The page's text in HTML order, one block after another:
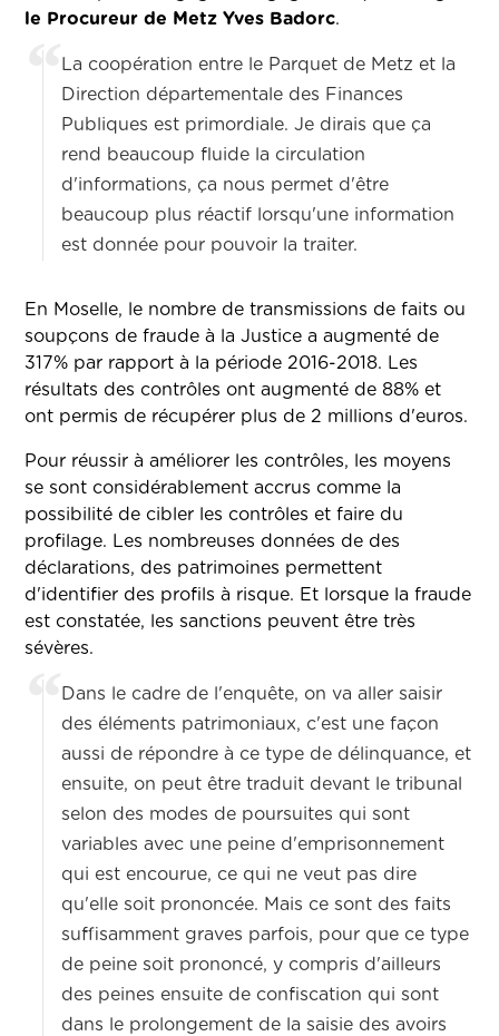
le Procureur de Metz Yves Badorc.
La coopération entre le Parquet de Metz et la
Direction départementale des Finances
Publiques est primordiale. Je dirais que ça
rend beaucoup fluide la circulation
d'informations, ça nous permet d'être
beaucoup plus réactif lorsqu'une information
est donnée pour pouvoir la traiter.
En Moselle, le nombre de transmissions de faits ou
soupçons de fraude à la Justice a augmenté de
317% par rapport à la période 2016-2018. Les
résultats des contrôles ont augmenté de 88% et
ont permis de récupérer plus de 2 millions d'euros.
Pour réussir à améliorer les contrôles, les moyens
se sont considérablement accrus comme la
possibilité de cibler les contrôles et faire du
profilage. Les nombreuses données de des
déclarations, des patrimoines permettent
d'identifier des profils à risque. Et lorsque la fraude
est constatée, les sanctions peuvent être très
sévères.
Dans le cadre de l'enquête, on va aller saisir
des éléments patrimoniaux, c'est une façon
aussi de répondre à ce type de délinquance, et
ensuite, on peut être traduit devant le tribunal
selon des modes de poursuites qui sont
variables avec une peine d'emprisonnement
qui est encourue, ce qui ne veut pas dire
qu'elle soit prononcée. Mais ce sont des faits
suffisamment graves parfois, pour que ce type
de peine soit prononcé, y compris d'ailleurs
des peines ensuite de confiscation qui sont
dans le prolongement de la saisie des avoirs